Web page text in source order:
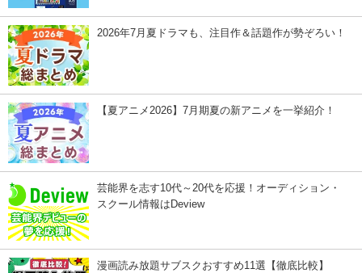
2026年7月夏ドラマも、注目作＆話題作が勢ぞろい！
【夏アニメ2026】7月期夏の新アニメを一挙紹介！
芸能界を志す10代～20代を応援！オーディション・
スクール情報はDeview
漫画読み放題サブスクおすすめ11選【徹底比較】